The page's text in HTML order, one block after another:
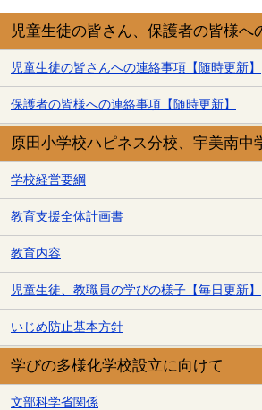
児童生徒の皆さん、保護者の皆様へ
児童生徒の皆さんへの連絡事項【随時更新】
保護者の皆様への連絡事項【随時更新】
原田小学校ハピネス分校、宇美南中
学校経営要綱
教育支援全体計画書
教育内容
児童生徒、教職員の学びの様子【毎日更新】
いじめ防止基本方針
学びの多様化学校設立に向けて
文部科学省関係